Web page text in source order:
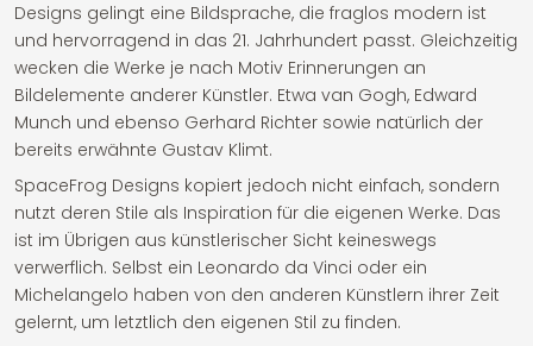
Designs gelingt eine Bildsprache, die fraglos modern ist
und hervorragend in das 21. Jahrhundert passt. Gleichzeitig
wecken die Werke je nach Motiv Erinnerungen an
Bildelemente anderer Künstler. Etwa van Gogh, Edward
Munch und ebenso Gerhard Richter sowie natürlich der
bereits erwähnte Gustav Klimt.
SpaceFrog Designs kopiert jedoch nicht einfach, sondern
nutzt deren Stile als Inspiration für die eigenen Werke. Das
ist im Übrigen aus künstlerischer Sicht keineswegs
verwerflich. Selbst ein Leonardo da Vinci oder ein
Michelangelo haben von den anderen Künstlern ihrer Zeit
gelernt, um letztlich den eigenen Stil zu finden.